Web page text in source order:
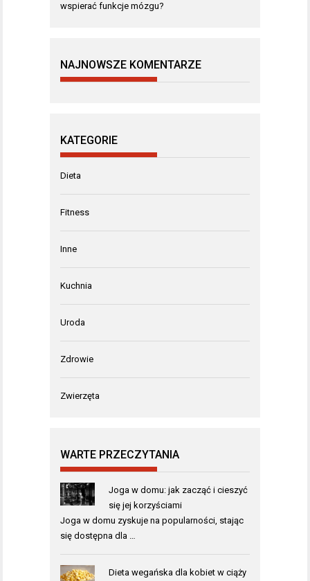
wspierać funkcje mózgu?
NAJNOWSZE KOMENTARZE
KATEGORIE
Dieta
Fitness
Inne
Kuchnia
Uroda
Zdrowie
Zwierzęta
WARTE PRZECZYTANIA
Joga w domu: jak zacząć i cieszyć
się jej korzyściami
Joga w domu zyskuje na popularności, stając
się dostępna dla …
Dieta wegańska dla kobiet w ciąży